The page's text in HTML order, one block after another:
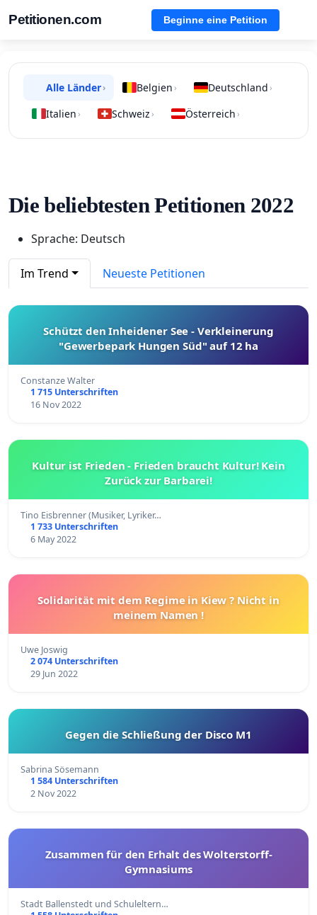
Petitionen.com Beginne eine Petition
Alle Länder› Belgien › Deutschland ›
Italien › Schweiz › Österreich ›
Die beliebtesten Petitionen 2022
Sprache: Deutsch
Im Trend Neueste Petitionen
Schützt den Inheidener See - Verkleinerung
"Gewerbepark Hungen Süd" auf 12 ha
Constanze Walter
1 715 Unterschriften
16 Nov 2022
Kultur ist Frieden - Frieden braucht Kultur! Kein
Zurück zur Barbarei!
Tino Eisbrenner (Musiker, Lyriker…
1 733 Unterschriften
6 May 2022
Solidarität mit dem Regime in Kiew ? Nicht in
meinem Namen !
Uwe Joswig
2 074 Unterschriften
29 Jun 2022
Gegen die Schließung der Disco M1
Sabrina Sösemann
1 584 Unterschriften
2 Nov 2022
Zusammen für den Erhalt des Wolterstorff-
Gymnasiums
Stadt Ballenstedt und Schuleltern…